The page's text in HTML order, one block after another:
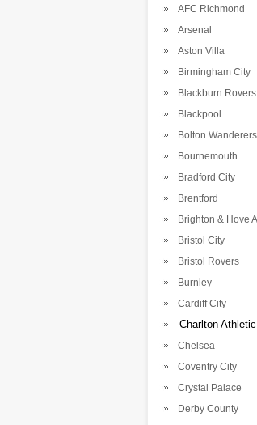
AFC Richmond
Arsenal
Aston Villa
Birmingham City
Blackburn Rovers
Blackpool
Bolton Wanderers
Bournemouth
Bradford City
Brentford
Brighton & Hove
Bristol City
Bristol Rovers
Burnley
Cardiff City
Charlton Athletic
Chelsea
Coventry City
Crystal Palace
Derby County